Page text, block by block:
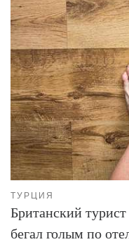
ТУРЦИЯ
Британский
бегал голым по